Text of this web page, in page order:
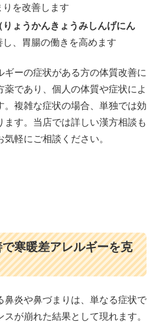
りを改善します
ょうかんきょうみしんげにん
し、胃腸の働きを高めます
ーの症状がある方の体質改善に
であり、個人の体質や症状によ
。複雑な症状の場合、単独では効
ます。当店では詳しい漢方相談も
軽にご相談ください。
寒暖差アレルギーを克
鼻炎や鼻づまりは、単なる症状で
が崩れた結果として現れます。